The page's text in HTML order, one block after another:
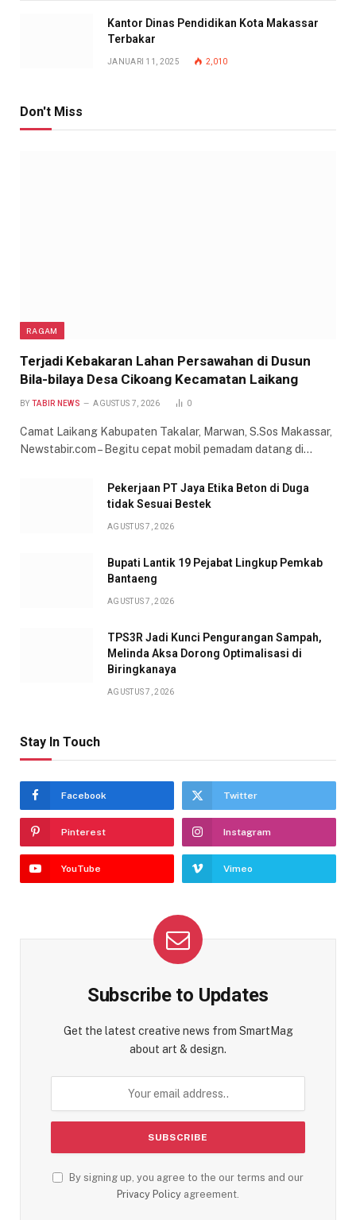
Kantor Dinas Pendidikan Kota Makassar
Terbakar
JANUARI 11, 2025 2,010
Don't Miss
RAGAM
Terjadi Kebakaran Lahan Persawahan di Dusun
Bila-bilaya Desa Cikoang Kecamatan Laikang
BY TABIR NEWS AGUSTUS 7, 2026 0
Camat Laikang Kabupaten Takalar, Marwan, S.Sos Makassar,
Newstabir.com – Begitu cepat mobil pemadam datang di…
Pekerjaan PT Jaya Etika Beton di Duga
tidak Sesuai Bestek
AGUSTUS 7, 2026
Bupati Lantik 19 Pejabat Lingkup Pemkab
Bantaeng
AGUSTUS 7, 2026
TPS3R Jadi Kunci Pengurangan Sampah,
Melinda Aksa Dorong Optimalisasi di
Biringkanaya
AGUSTUS 7, 2026
Stay In Touch
Facebook Twitter
Pinterest Instagram
YouTube Vimeo
Subscribe to Updates
Get the latest creative news from SmartMag
about art & design.
By signing up, you agree to the our terms and our
Privacy Policy agreement.